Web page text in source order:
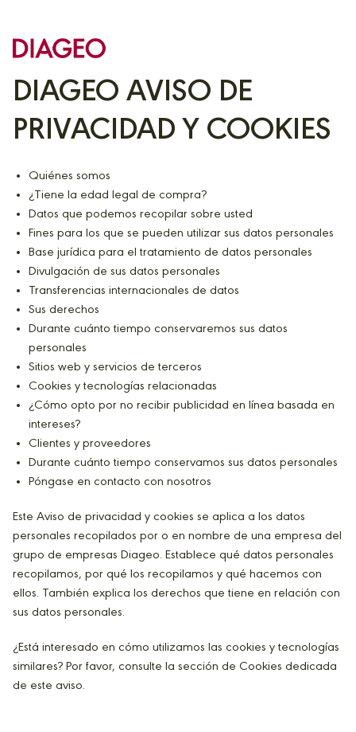
DIAGEO AVISO DE
PRIVACIDAD Y COOKIES
Quiénes somos
¿Tiene la edad legal de compra?
Datos que podemos recopilar sobre usted
Fines para los que se pueden utilizar sus datos personales
Base jurídica para el tratamiento de datos personales
Divulgación de sus datos personales
Transferencias internacionales de datos
Sus derechos
Durante cuánto tiempo conservaremos sus datos
personales
Sitios web y servicios de terceros
Cookies y tecnologías relacionadas
¿Cómo opto por no recibir publicidad en línea basada en
intereses?
Clientes y proveedores
Durante cuánto tiempo conservamos sus datos personales
Póngase en contacto con nosotros
Este Aviso de privacidad y cookies se aplica a los datos
personales recopilados por o en nombre de una empresa del
grupo de empresas Diageo. Establece qué datos personales
recopilamos, por qué los recopilamos y qué hacemos con
ellos. También explica los derechos que tiene en relación con
sus datos personales.
¿Está interesado en cómo utilizamos las cookies y tecnologías
similares? Por favor, consulte la sección de Cookies dedicada
de este aviso.